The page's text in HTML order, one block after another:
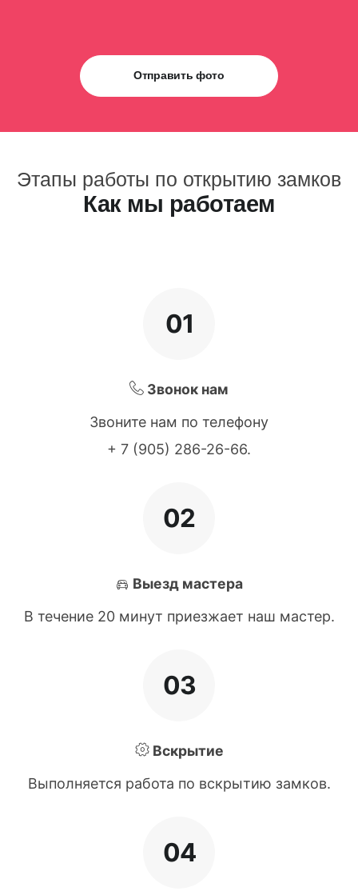
Отправить фото
Этапы работы по открытию замков
Как мы работаем
01
Звонок нам
Звоните нам по телефону
+ 7 (905) 286-26-66.
02
Выезд мастера
В течение 20 минут приезжает наш мастер.
03
Вскрытие
Выполняется работа по вскрытию замков.
04